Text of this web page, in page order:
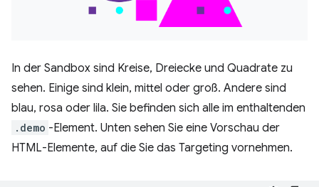
In der Sandbox sind Kreise, Dreiecke und Quadrate zu
sehen. Einige sind klein, mittel oder groß. Andere sind
blau, rosa oder lila. Sie befinden sich alle im enthaltenden
.demo -Element. Unten sehen Sie eine Vorschau der
HTML-Elemente, auf die Sie das Targeting vornehmen.